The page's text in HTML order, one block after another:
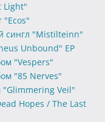
Light"
"Ecos"
сингл "Mistilteinn"
Unbound" EP
"Vespers"
"85 Nerves"
"Glimmering Veil"
Hopes / The Last